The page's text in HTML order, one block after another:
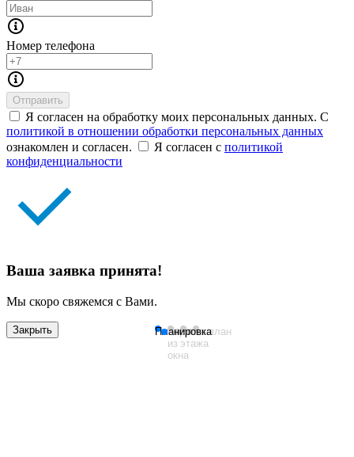
Планировка
Вид
из
окна
План
этажа
Генплан
Номер телефона
Отправить
Я согласен на обработку моих персональных данных. С
политикой в отношении обработки персональных данных
ознакомлен и согласен.
Я согласен с политикой
конфиденциальности
Ваша заявка принята!
Мы скоро свяжемся с Вами.
Закрыть